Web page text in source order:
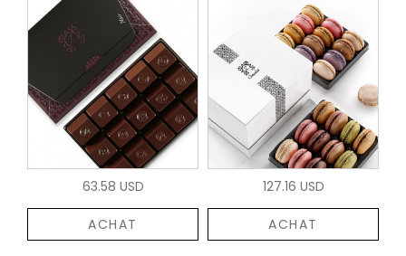
63.58 USD
ACHAT
127.16 USD
ACHAT